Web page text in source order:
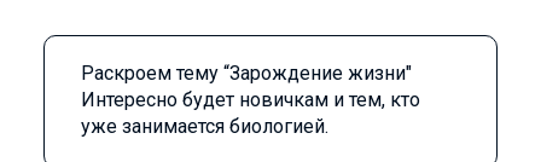
Раскроем тему “Зарождение жизни"
Интересно будет новичкам и тем, кто
уже занимается биологией.